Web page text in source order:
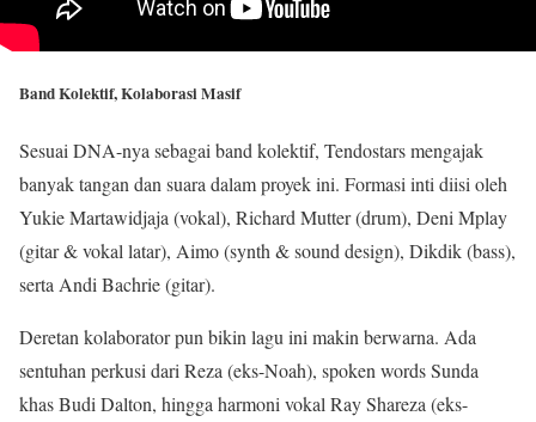
Band Kolektif, Kolaborasi Masif
Sesuai DNA-nya sebagai band kolektif, Tendostars mengajak
banyak tangan dan suara dalam proyek ini. Formasi inti diisi oleh
Yukie Martawidjaja (vokal), Richard Mutter (drum), Deni Mplay
(gitar & vokal latar), Aimo (synth & sound design), Dikdik (bass),
serta Andi Bachrie (gitar).
Deretan kolaborator pun bikin lagu ini makin berwarna. Ada
sentuhan perkusi dari Reza (eks-Noah), spoken words Sunda
khas Budi Dalton, hingga harmoni vokal Ray Shareza (eks-